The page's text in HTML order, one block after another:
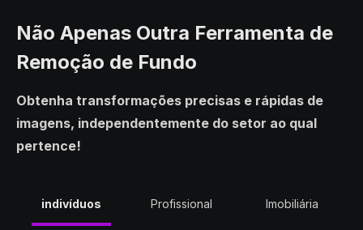
Não Apenas Outra Ferramenta de
Remoção de Fundo
Obtenha transformações precisas e rápidas de
imagens, independentemente do setor ao qual
pertence!
indivíduos Profissional Imobiliária